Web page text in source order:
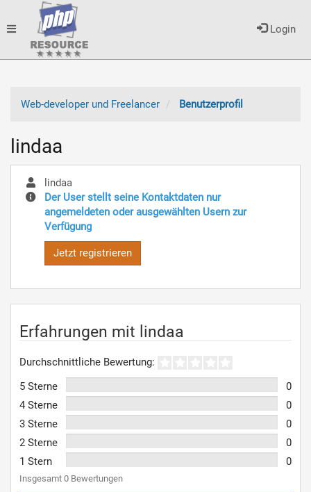
Login
Toggle
Web-developer und Freelancer
Benutzerprofil
lindaa
lindaa
Der User stellt seine Kontaktdaten nur
angemeldeten oder ausgewählten Usern zur
Verfügung
Jetzt registrieren
Erfahrungen mit lindaa
Durchschnittliche Bewertung:
5 Sterne
0
4 Sterne
0
3 Sterne
0
2 Sterne
0
1 Stern
0
Insgesamt 0 Bewertungen